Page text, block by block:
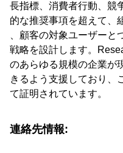
長指標、消費者行動、競
的な推奨事項を超えて、
、顧客の対象ユーザー
戦略を設計します。
のあらゆる規模の企業が
きるよう支援しており、
て証明されています。
連絡先情報: